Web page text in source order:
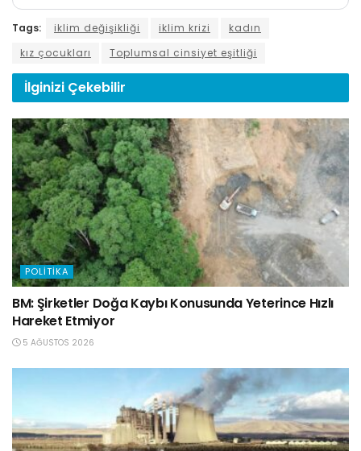
Tags: iklim değişikliği iklim krizi
kadın
kız çocukları
Toplumsal cinsiyet eşitliği
İlginizi Çekebilir
POLITIKA
BM: Şirketler Doğa Kaybı Konusunda Yeterince Hızlı
Hareket Etmiyor
5 AĞUSTOS 2026